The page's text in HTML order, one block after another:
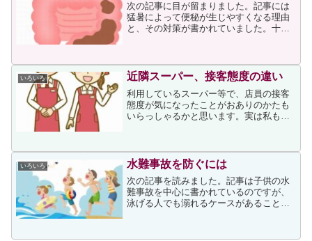
次の記事に目が留まりました。記事には
猛暑によって便秘が生じやすくなる理由
と、その対策が書かれていました。十分
す。快適な排便には、意識して水分を多
く取ることが必要です記事で...
いろいろ 近隣スーパー、接客態度の違い
利用しているスーパー等で、店員の接客
態度が気になったことがおありのかたも
いらっしゃるかと思います。実は私もそ
こからこの違いが出ているのかが気にな
っています。二つのスー...
いろいろ 水難事故を防ぐには
次の記事を読みました。記事は子供の水
難事故を中心に書かれているのですが、
泳げる人でも溺れるケースがあることが